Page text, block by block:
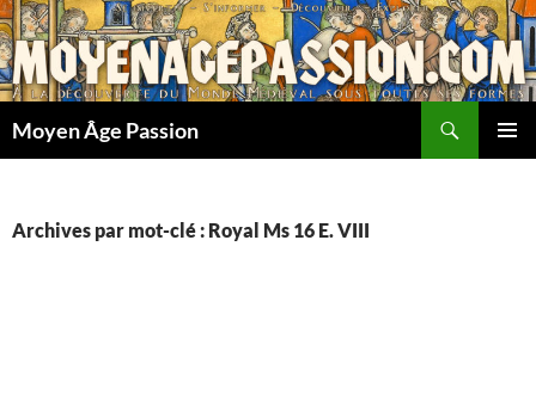
Aller
au
contenu
Moyen Âge Passion
Archives par mot-clé : Royal Ms 16 E. VIII